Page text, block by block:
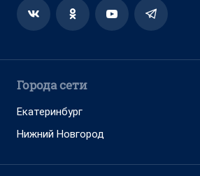
Города сети
Екатеринбург
Нижний Новгород